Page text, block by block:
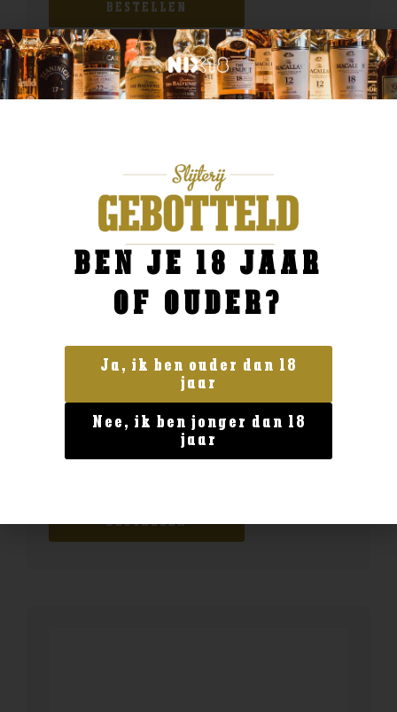
BESTELLEN
Geen categorie
Enate Crianza
BESTELLEN
BEN JE 18 JAAR
OF OUDER?
Ja, ik ben ouder dan 18
jaar
Nee, ik ben jonger dan 18
jaar